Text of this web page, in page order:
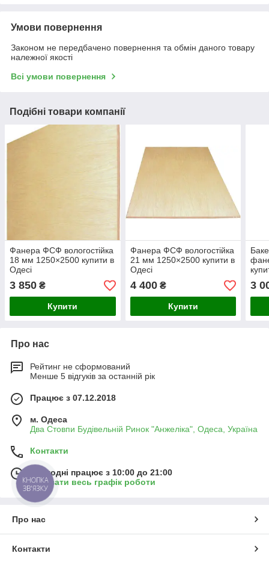
Умови повернення
Законом не передбачено повернення та обмін даного товару
належної якості
Всі умови повернення
Подібні товари компанії
Фанера ФСФ вологостійка
18 мм 1250×2500 купити в
Одесі
3 850 ₴
Купити
Фанера ФСФ вологостійка
21 мм 1250×2500 купити в
Одесі
4 400₴
Купити
3
Про нас
Рейтинг не сформований
Менше 5 відгуків за останній рік
Працює з 07.12.2018
м. Одеса
Два Стовпи Будівельній Ринок "Анжеліка", Одеса, Україна
Контакти
Сьогодні працює з 10:00 до 21:00
Показати весь графік роботи
Про нас
Контакти
КНОПКА
ЗВ'ЯЗКУ